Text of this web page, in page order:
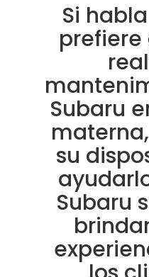
Si
Subaru
su
Subaru